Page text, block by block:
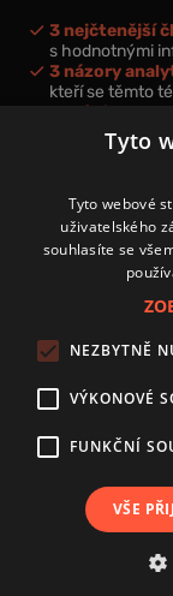
3 nejčtenější
s hodnotnými
3 názory
kteří se těmto
nová videa a
k prohloubení
Přihlášením k
zpracování
Zásady používání
Autoři
Nastavení cookies
Publikování nebo další
Tyto
Tyto webové
uživatelského
souhlasíte se
NEZBYTNĚ
VÝKONOVÉ
FUNKČNÍ
VŠE